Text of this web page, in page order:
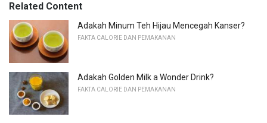
Related Content
Adakah Minum Teh Hijau Mencegah Kanser?
FAKTA CALORIE DAN PEMAKANAN
Adakah Golden Milk a Wonder Drink?
FAKTA CALORIE DAN PEMAKANAN